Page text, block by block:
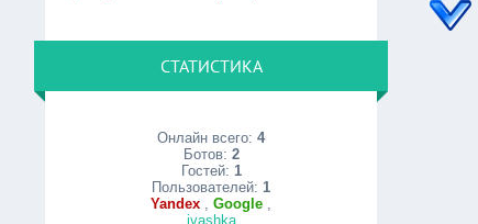
СТАТИСТИКА
Онлайн всего:4
Ботов: 2
Гостей: 1
Пользователей:1
Yandex ,Google ,
ivashka